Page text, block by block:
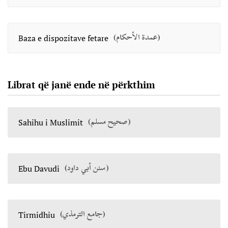
Baza e dispozitave fetare (عمدة الأحكام)
Librat që janë ende në përkthim
Sahihu i Muslimit (صحيح مسلم)
Ebu Davudi (سنن أبي داود)
Tirmidhiu (جامع الترمذي)